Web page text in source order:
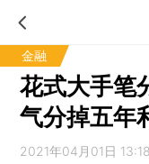
金融
花式大手笔
气分掉五年
2021年04月01日 13:18